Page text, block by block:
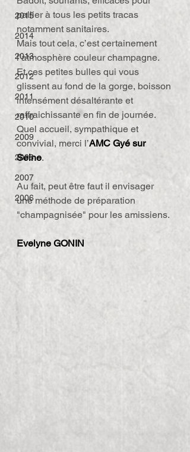
2015
2014
2013
2012
2011
2010
2009
2008
2007
2006
pallier à tous les petits tracas
notamment sanitaires.
Mais tout cela, c’est certainement
l’atmosphère couleur champagne.
Et ces petites bulles qui vous
glissent au fond de la gorge, boisson
intensément désaltérante et
raffraichissante en fin de journée.
Quel accueil, sympathique et
convivial, merci l’AMC Gyé sur
Seine.
Au fait, peut être faut il envisager
une méthode de préparation
"champagnisée" pour les amissiens.
Evelyne GONIN